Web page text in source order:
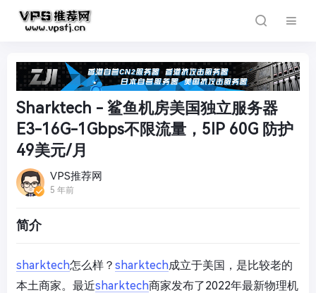
Sharktech - 鲨鱼机房美国独立服务器
E3-16G-1Gbps不限流量，5IP 60G 防护
49美元/月
VPS推荐网
5 年前
简介
sharktech怎么样？ sharktech成立于美国，是比较老的
本土商家。最近sharktech商家发布了2022年最新物理机